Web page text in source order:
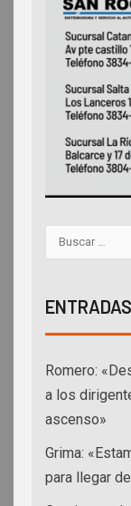
Romero:
a los
ascenso»
Grima:
para llegar